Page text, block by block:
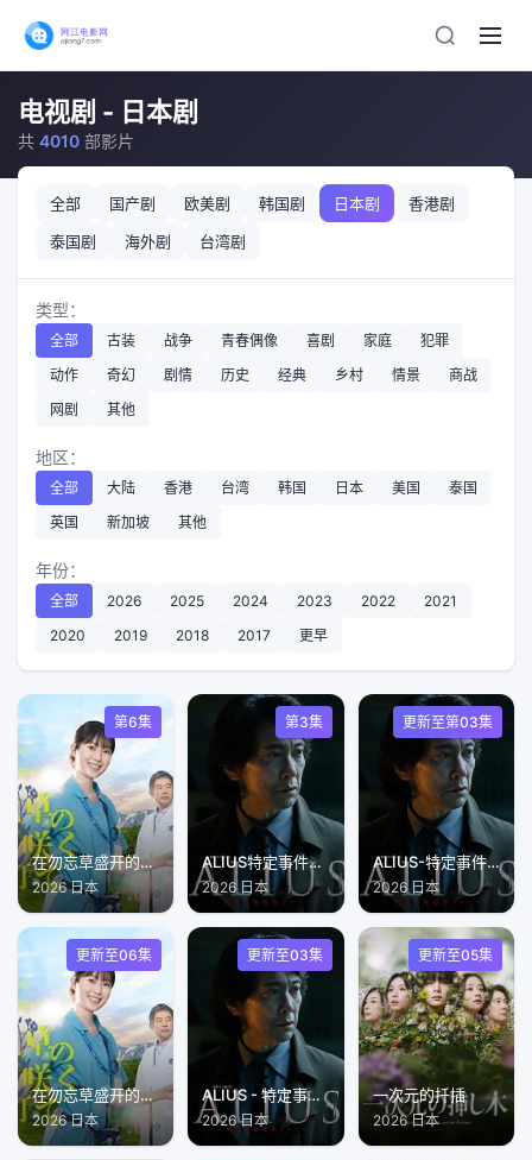
电视剧 - 日本剧
共 4010 部影片
全部 国产剧 欧美剧 韩国剧 日本剧
香港剧
泰国剧
海外剧 台湾剧
类型：
全部 古装 战争 青春偶像 喜剧 家庭
犯罪
动作
奇幻 剧情 历史 经典 乡村 情景
商战
网剧
其他
地区：
全部 大陆 香港 台湾 韩国 日本 美国
泰国
英国
新加坡 其他
年份：
全部 2026 2025 2024 2023 2022
2021
2020
2019 2018 2017 更早
第6集
在勿忘草盛开的城镇安昙野诊疗记
2026 日本
第3集
ALIUS特定事件调查档案
2026 日本
更新至第03集
ALIUS-特定事件调查档案-
2026 日本
更新至06集
在勿忘草盛开的城镇～安昙野诊疗记～
2026 日本
更新至03集
ALIUS - 特定事件调查档案 -
2026 日本
更新至05集
一次元的扦插
2026 日本